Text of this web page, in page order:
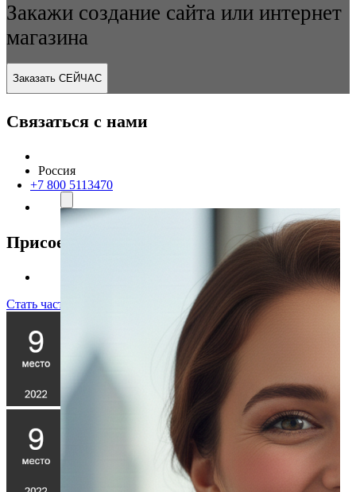
Закажи создание сайта или интернет
магазина
Заказать СЕЙЧАС
Связаться с нами
Россия
+7 800 5113470
Присоединяйтесь к нам
Стать частью команды!